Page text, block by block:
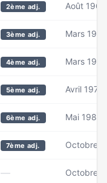
2ème adj. Août 1961
3ème adj. Mars 1963
4ème adj. Mars 1993
5ème adj. Avril 1978
6ème adj. Mai 1981
7ème adj. Octobre
— Octobre